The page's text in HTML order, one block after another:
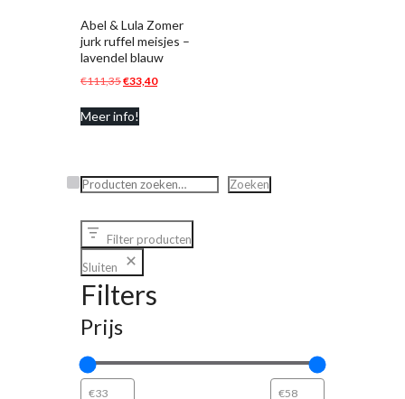
Abel & Lula Zomer
jurk ruffel meisjes –
lavendel blauw
€111,35Oorspronkelijke
was:
€33,40Huidige
Meer info!
Zoeken Zoeken
Filter producten
Sluiten
Filters
Prijs